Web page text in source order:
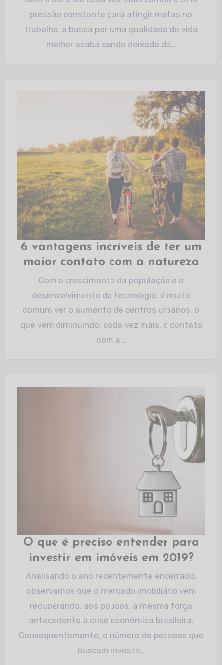
pressão constante para atingir metas no
trabalho, a busca por uma qualidade de vida
melhor acaba sendo deixada de…
6 vantagens incríveis de ter um
maior contato com a natureza
Com o crescimento da população e o
desenvolvimento da tecnologia, é muito
comum ver o aumento de centros urbanos, o
que vem diminuindo, cada vez mais, o contato
com a…
O que é preciso entender para
investir em imóveis em 2019?
Analisando o ano recentemente encerrado,
observamos que o mercado imobiliário vem
recuperando, aos poucos, a mesma força
antecedente à crise econômica brasileira.
Consequentemente, o número de pessoas que
buscam investir…